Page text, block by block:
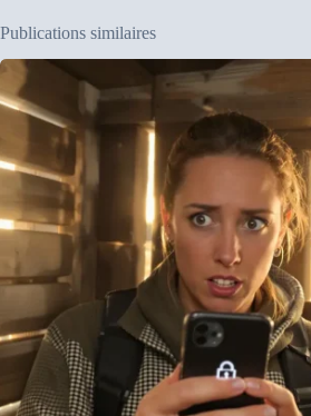
Publications similaires